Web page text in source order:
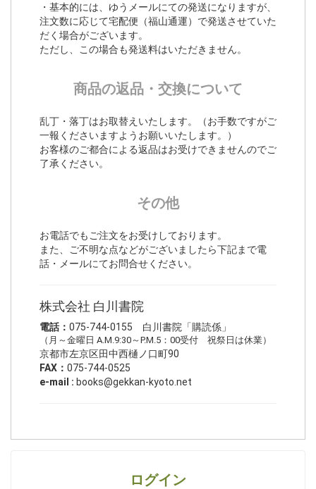
・基本的には、ゆうメールにての発送になりますが、
注文数に応じて宅配便（福山通運）で発送させていた
だく場合がございます。
ただし、この場合も発送料はいただきません。
商品の返品・交換について
乱丁・落丁はお取替えいたします。（お手数ですがご
一報くださいますようお願いいたします。）
お客様のご都合による返品はお受けできませんのでご
了承ください。
その他
お電話でもご注文をお受けしております。
また、ご不明な点などがございましたら下記まで電
話・メールにてお問合せください。
株式会社 白川書院
電話： 075-744-0155 白川書院「購読係」
（月～金曜日 A.M.9:30～P.M.5：00受付 祝祭日は休業）
京都市左京区田中西樋ノ口町90
FAX： 075-744-0525
e-mail : books@gekkan-kyoto.net
ログイン